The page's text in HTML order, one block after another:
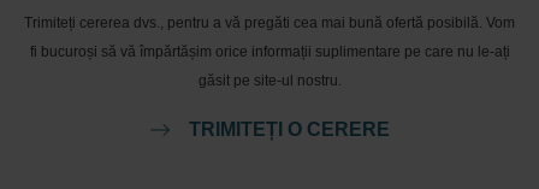
Trimiteți cererea dvs., pentru a vă pregăti cea mai bună ofertă posibilă. Vom
fi bucuroși să vă împărtășim orice informații suplimentare pe care nu le-ați
găsit pe site-ul nostru.
TRIMITEȚI O CERERE